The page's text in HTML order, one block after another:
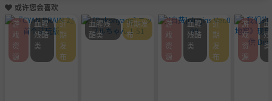
或许您会喜欢
游
戏
资
源
血腥
残酷
类
近
期
发
布
血腥残
酷类
近期发
布
游
戏
资
源
血腥
残酷
类
近
期
发
布
游
戏
资
源
类